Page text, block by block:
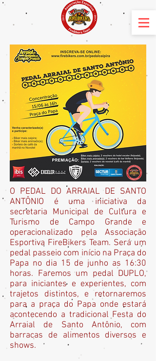
O PEDAL DO ARRAIAL DE SANTO
ANTÔNIO é uma iniciativa da
secretaria Municipal de Cultura e
Turismo de Campo Grande e
operacionalizado pela Associação
Esportiva FireBikers Team. Será um
pedal passeio com início na Praça do
Papa no dia 15 de junho as 16:30
horas. Faremos um pedal DUPLO,
para iniciantes e experientes, com
trajetos distintos, e retornaremos
para a praça do Papa onde estará
acontecendo a tradicional Festa do
Arraial de Santo Antônio, com
barracas de alimentos diversos e
shows.